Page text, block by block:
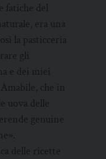
fatiche del
era una
la pasticceria
gli
e dei miei
che in
uova delle
genuine
delle ricette